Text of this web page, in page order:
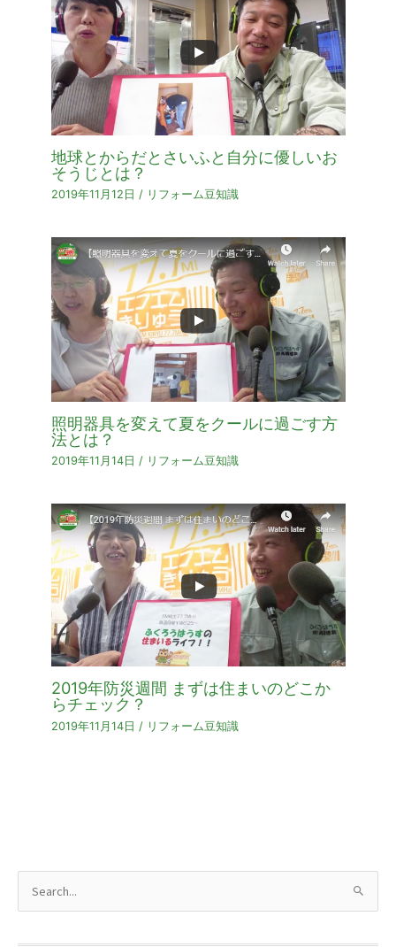
地球とからだとさいふと自分に優しいお
そうじとは？
2019年11月12日 / リフォーム豆知識
照明器具を変えて夏をクールに過ごす方
法とは？
2019年11月14日 / リフォーム豆知識
2019年防災週間 まずは住まいのどこか
らチェック？
2019年11月14日 / リフォーム豆知識